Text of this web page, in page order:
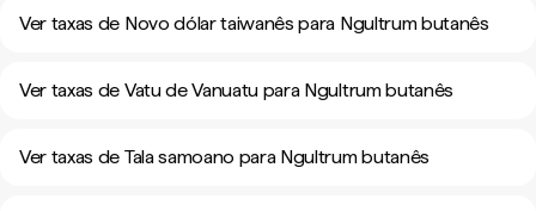
Ver taxas de Novo dólar taiwanês para Ngultrum butanês
Ver taxas de Vatu de Vanuatu para Ngultrum butanês
Ver taxas de Tala samoano para Ngultrum butanês